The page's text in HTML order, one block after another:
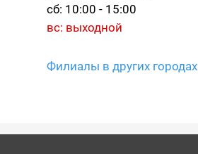
сб: 10:00 - 15:00
вс: выходной
Филиалы в других городах